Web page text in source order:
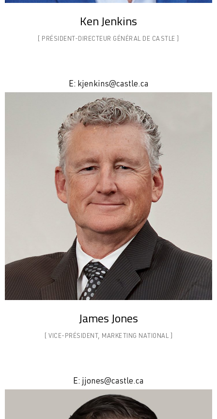
Ken Jenkins
[ PRÉSIDENT-DIRECTEUR GÉNÉRAL DE CASTLE ]
E: kjenkins@castle.ca
James Jones
[ VICE-PRÉSIDENT, MARKETING NATIONAL ]
E: jjones@castle.ca